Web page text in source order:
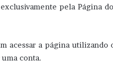
pela Página
acessar a página
conta.